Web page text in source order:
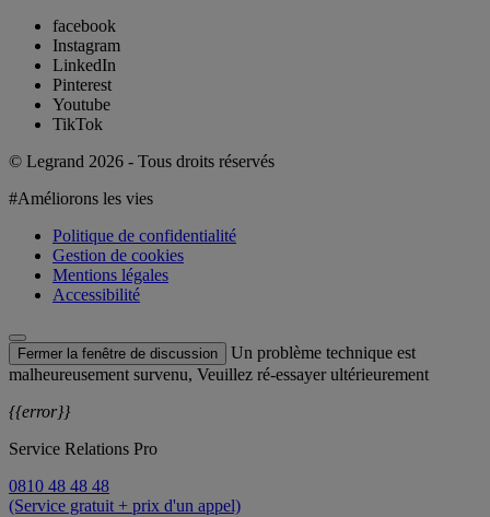
facebook
Instagram
LinkedIn
Pinterest
Youtube
TikTok
© Legrand 2026 - Tous droits réservés
#Améliorons les vies
Politique de confidentialité
Gestion de cookies
Mentions légales
Accessibilité
Fermer la fenêtre de discussion
Un problème technique est
malheureusement survenu, Veuillez ré-essayer ultérieurement
{{error}}
Service Relations Pro
0810 48 48 48
(Service gratuit + prix d'un appel)